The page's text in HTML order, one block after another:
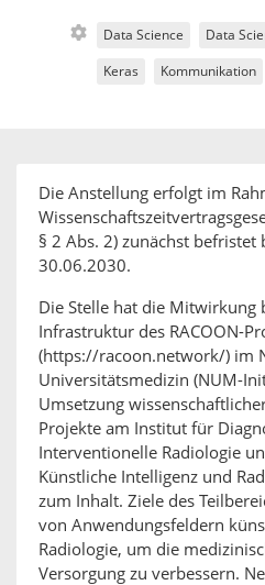
Data Science Data
Keras Kommunikation
Die Anstellung erfolgt im
§ 2 Abs. 2) zunächst
30.06.2030.
Die Stelle hat die Mitwirkung
Infrastruktur des RACOON-
(https://racoon.network/) im
Universitätsmedizin (NUM-
Umsetzung
Projekte am Institut für
Interventionelle Radiologie
Künstliche Intelligenz und
zum Inhalt. Ziele des
von Anwendungsfeldern
Radiologie, um die
Versorgung zu verbessern.